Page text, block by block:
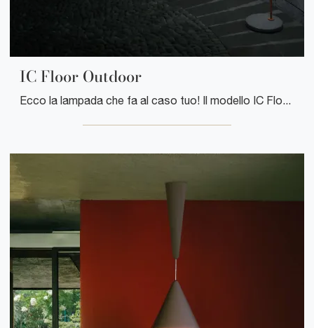
IC Floor Outdoor
Ecco la lampada che fa al caso tuo! Il modello IC Floor Outdoor è una tra le nostre lampade da esterni di Flos.